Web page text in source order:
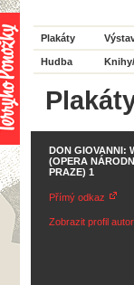
Plakáty
Hudba
DON GIOVANNI:
(OPERA
PRAZE) 1
Přímý odkaz
Zobrazit profil